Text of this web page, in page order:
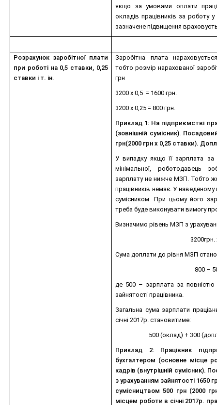
якщо за умовами оплати
окладів працівників за роботу
зазначене підвищення
Розрахунок заробітної плати
при роботі на 0,5 ставки, 0,25
ставки і т. ін.
Заробітна плата
тобто розмір нарахованої
грн
3200 х 0,5 = 1600 грн.
3200 х 0,25 = 800 грн.
Приклад 1: На підприємстві
(зовнішній сумісник).
грн(2000 грн х 0,25 ставки).
У випадку якщо її зарплата
мінімальної, роботодавець
зарплату не нижче МЗП. Тобто
працівників немає. У наведеному
сумісником. При цьому його
треба буде виконувати вимогу
Визначимо рівень МЗП з
3200грн.
Сума доплати до рівня МЗП
800 –
де 500 – зарплата за повністю
зайнятості працівника.
Загальна сума зарплати
січні 2017р. становитиме:
500 (оклад) + 300
Приклад 2: Працівник
бухгалтером (основне місце
кадрів (внутрішній сумісник).
з урахуванням зайнятості 1650
сумісництвом 500 грн (2000
місцем роботи в січні 2017р.